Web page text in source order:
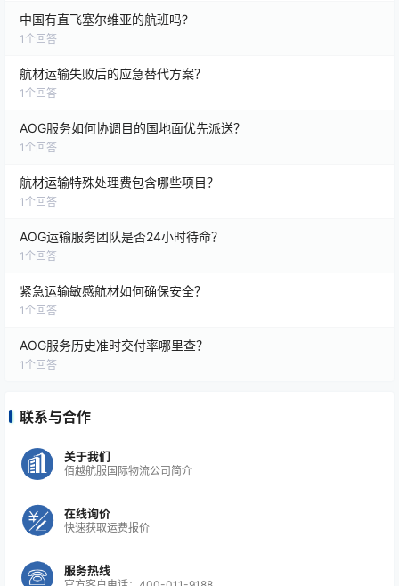
中国有直飞塞尔维亚的航班吗?
1 个回答
航材运输失败后的应急替代方案？
1 个回答
AOG服务如何协调目的国地面优先派送？
1 个回答
航材运输特殊处理费包含哪些项目？
1 个回答
AOG运输服务团队是否24小时待命？
1 个回答
紧急运输敏感航材如何确保安全？
1 个回答
AOG服务历史准时交付率哪里查？
1 个回答
联系与合作
关于我们
佰越航服国际物流公司简介
在线询价
快速获取运费报价
服务热线